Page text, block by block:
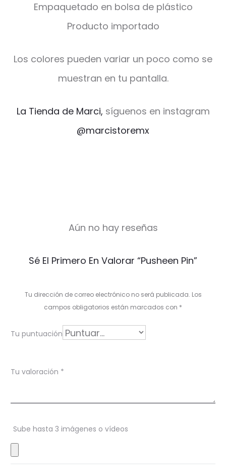
Empaquetado en bolsa de plástico
Producto importado
Los colores pueden variar un poco como se
muestran en tu pantalla.
La Tienda de Marci, síguenos en instagram
@marcistoremx
r
i
o
e
s
Aún no hay reseñas
Sé El Primero En Valorar “Pusheen Pin”
Tu dirección de correo electrónico no será publicada. Los
campos obligatorios están marcados con *
Tu puntuación
Tu valoración *
Sube hasta 3 imágenes o vídeos